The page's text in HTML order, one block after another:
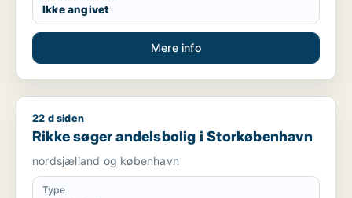
Ikke angivet
Mere info
Rikke søger andelsbolig i Storkøbenhavn
22 d siden
Rikke søger andelsbolig i Storkøbenhavn
nordsjælland og københavn
Type